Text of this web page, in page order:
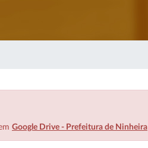
Google Drive - Prefeitura de Ninheira